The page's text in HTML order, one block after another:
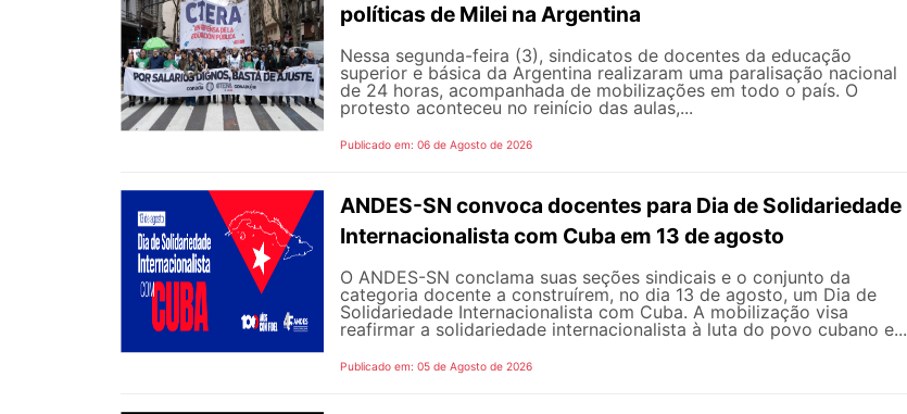
políticas de Milei na Argentina
Nessa segunda-feira (3), sindicatos de docentes da educação
superior e básica da Argentina realizaram uma paralisação nacional
de 24 horas, acompanhada de mobilizações em todo o país. O
protesto aconteceu no reinício das aulas,...
Publicado em: 06 de Agosto de 2026
ANDES-SN convoca docentes para Dia de Solidariedade
Internacionalista com Cuba em 13 de agosto
O ANDES-SN conclama suas seções sindicais e o conjunto da
categoria docente a construírem, no dia 13 de agosto, um Dia de
Solidariedade Internacionalista com Cuba. A mobilização visa
reafirmar a solidariedade internacionalista à luta do povo cubano e...
Publicado em: 05 de Agosto de 2026